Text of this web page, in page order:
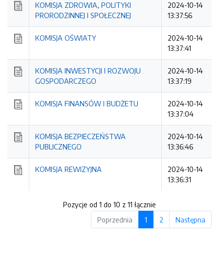
KOMISJA ZDROWIA, POLITYKI
PRORODZINNEJ I SPOŁECZNEJ
2024-10-14
13:37:56
KOMISJA OŚWIATY
2024-10-14
13:37:41
KOMISJA INWESTYCJI I ROZWOJU
GOSPODARCZEGO
2024-10-14
13:37:19
KOMISJA FINANSÓW I BUDŻETU
2024-10-14
13:37:04
KOMISJA BEZPIECZEŃSTWA
PUBLICZNEGO
2024-10-14
13:36:46
KOMISJA REWIZYJNA
2024-10-14
13:36:31
Pozycje od 1 do 10 z 11 łącznie
Poprzednia
1 2 Następna